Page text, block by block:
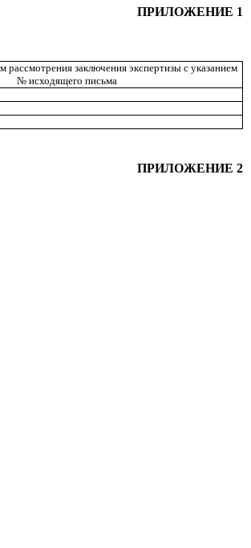
ПРИЛОЖЕНИЕ 1
рассмотрения заключения экспертизы с указанием
№ исходящего письма
ПРИЛОЖЕНИЕ 2